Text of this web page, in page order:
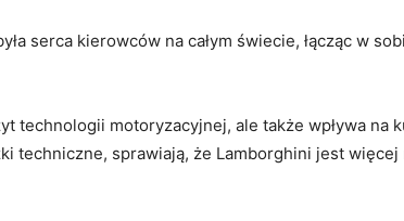
serca kierowców na całym‌ świecie, łącząc ‌w
technologii motoryzacyjnej, ale także wpływa na
⁤techniczne, sprawiają, że Lamborghini jest